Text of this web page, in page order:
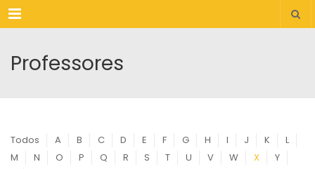
Menu
Professores
Todos A B C D E F G H I J K
L
M
N O P Q R S T U V W X
Y